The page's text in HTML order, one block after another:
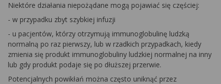
Niektóre działania niepożądane mogą pojawiać się częściej:
- w przypadku zbyt szybkiej infuzji
- u pacjentów, którzy otrzymują immunoglobulinę ludzką
normalną po raz pierwszy, lub w rzadkich przypadkach, kiedy
zmienia się produkt immunoglobuliny ludzkiej normalnej na inny
lub gdy produkt podaje się po dłuższej przerwie.
Potencjalnych powikłań można często uniknąć przez